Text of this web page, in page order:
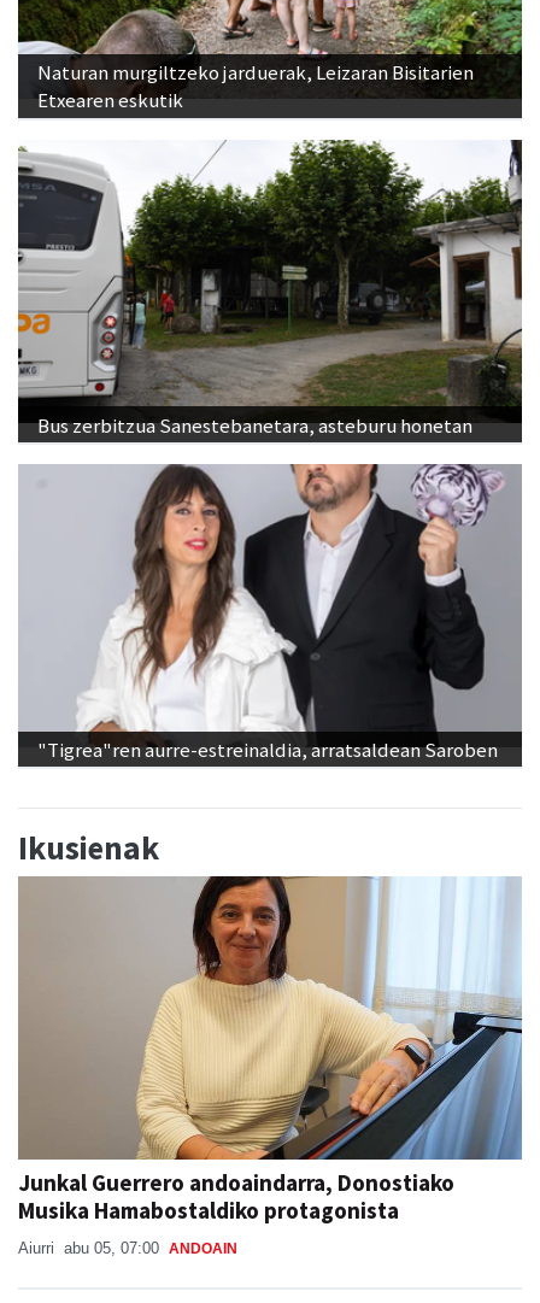
Naturan murgiltzeko jarduerak, Leizaran Bisitarien
Etxearen eskutik
Bus zerbitzua Sanestebanetara, asteburu honetan
"Tigrea"ren aurre-estreinaldia, arratsaldean Saroben
Ikusienak
Junkal Guerrero andoaindarra, Donostiako
Musika Hamabostaldiko protagonista
Aiurri abu 05, 07:00 ANDOAIN